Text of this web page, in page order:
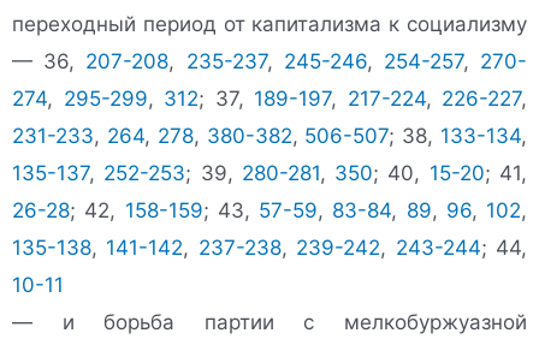
переходный период от капитализма к социализму
— 36, 207-208, 235-237, 245-246, 254-257, 270-
274, 295-299, 312; 37, 189-197, 217-224, 226-227,
231-233, 264, 278, 380-382, 506-507; 38, 133-134,
135-137, 252-253; 39, 280-281, 350; 40, 15-20; 41,
26-28; 42, 158-159; 43, 57-59, 83-84, 89, 96, 102,
135-138, 141-142, 237-238, 239-242, 243-244; 44,
10-11
— и борьба партии с мелкобуржуазной